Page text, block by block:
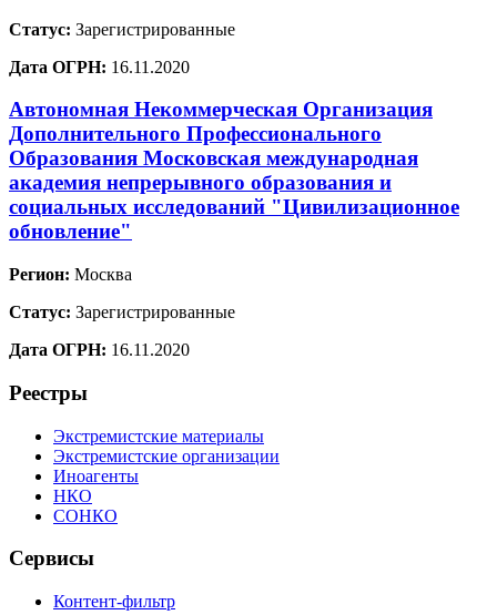
Статус: Зарегистрированные
Дата ОГРН: 16.11.2020
Автономная Некоммерческая Организация
Дополнительного Профессионального
Образования Московская международная
академия непрерывного образования и
социальных исследований "Цивилизационное
обновление"
Регион: Москва
Статус: Зарегистрированные
Дата ОГРН: 16.11.2020
Реестры
Экстремистские материалы
Экстремистские организации
Иноагенты
НКО
СОНКО
Сервисы
Контент-фильтр